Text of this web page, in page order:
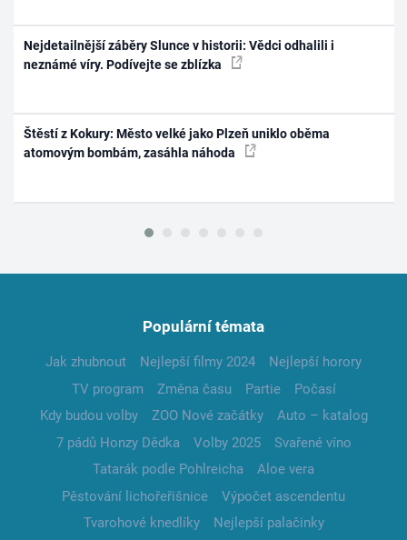
Nejdetailnější záběry Slunce v historii: Vědci odhalili i
neznámé víry. Podívejte se zblízka
Štěstí z Kokury: Město velké jako Plzeň uniklo oběma
atomovým bombám, zasáhla náhoda
Populární témata
Jak zhubnout Nejlepší filmy 2024
Nejlepší horory
TV program
Změna času Partie
Počasí
Kdy budou volby
ZOO Nové začátky
Auto – katalog
7 pádů Honzy Dědka
Volby 2025
Svařené víno
Tatarák podle Pohlreicha
Aloe vera
Pěstování lichořeřišnice
Výpočet ascendentu
Tvarohové knedlíky
Nejlepší palačinky